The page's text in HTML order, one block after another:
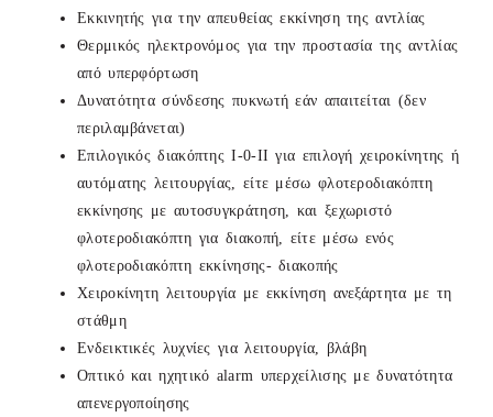
Εκκινητής για την απευθείας εκκίνηση της αντλίας
Θερμικός ηλεκτρονόμος για την προστασία της αντλίας
από υπερφόρτωση
Δυνατότητα σύνδεσης πυκνωτή εάν απαιτείται (δεν
περιλαμβάνεται)
Επιλογικός διακόπτης Ι-0-ΙΙ για επιλογή χειροκίνητης ή
αυτόματης λειτουργίας, είτε μέσω φλοτεροδιακόπτη
εκκίνησης με αυτοσυγκράτηση, και ξεχωριστό
φλοτεροδιακόπτη για διακοπή, είτε μέσω ενός
φλοτεροδιακόπτη εκκίνησης- διακοπής
Χειροκίνητη λειτουργία με εκκίνηση ανεξάρτητα με τη
στάθμη
Ενδεικτικές λυχνίες για λειτουργία, βλάβη
Οπτικό και ηχητικό alarm υπερχείλισης με δυνατότητα
απενεργοποίησης